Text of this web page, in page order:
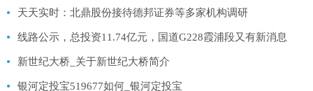
天天实时：北鼎股份接待德邦证券等多家机构调研
线路公示，总投资11.74亿元，国道G228霞浦段又有新消息
新世纪大桥_关于新世纪大桥简介
银河定投宝519677如何_银河定投宝